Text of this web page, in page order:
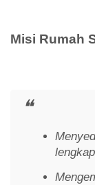
Misi Rumah